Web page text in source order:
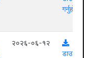
गर्नुहोस्
२०२६-०६-१२
डाउनलोड